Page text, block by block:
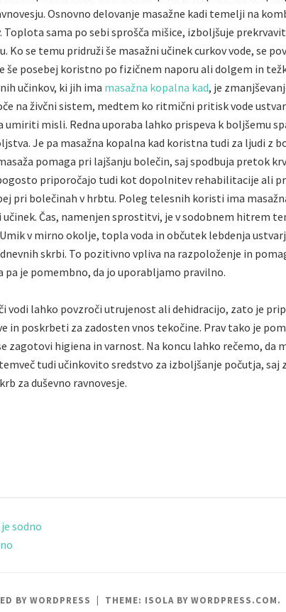
Osnovno delovanje masažne kadi temelji na
Toplota sama po sebi sprošča mišice, izboljšuje
Ko se temu pridruži še masažni učinek curkov vode, se
še posebej koristno po fizičnem naporu ali dolgem in
učinkov, ki jih ima masažna kopalna kad, je
na živčni sistem, medtem ko ritmični pritisk vode
umiriti misli. Redna uporaba lahko prispeva k boljšemu
Je pa masažna kopalna kad koristna tudi za ljudi z
pomaga pri lajšanju bolečin, saj spodbuja pretok
priporočajo tudi kot dopolnitev rehabilitacije ali
pri bolečinah v hrbtu. Poleg telesnih koristi ima
Čas, namenjen sprostitvi, je v sodobnem hitrem
v mirno okolje, topla voda in občutek lebdenja
skrbi. To pozitivno vpliva na razpoloženje in
pa je pomembno, da jo uporabljamo pravilno.
vodi lahko povzroči utrujenost ali dehidracijo, zato je
in poskrbeti za zadosten vnos tekočine. Prav tako je
zagotovi higiena in varnost. Na koncu lahko rečemo, da
tudi učinkovito sredstvo za izboljšanje počutja, saj
za duševno ravnovesje.
sodno
BY WORDPRESS THEME: ISOLA BY WORDPRESS.COM.